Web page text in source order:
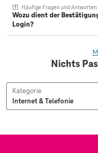
Häufige Fragen und Antworten
Wozu dient der
Login?
Nichts
Kategorie